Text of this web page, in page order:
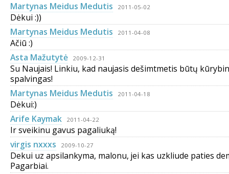
Martynas Meidus Medutis
2011-05-02
Dėkui :))
Martynas Meidus Medutis
2011-04-08
Ačiū :)
Asta Mažutytė
2009-12-31
Su Naujais! Linkiu, kad naujasis dešimtmetis būtų
spalvingas!
Martynas Meidus Medutis
2011-04-18
Dėkui:)
Arife Kaymak
2011-04-22
Ir sveikinu gavus pagaliuką!
virgis nxxxs
2009-10-27
Dekui uz apsilankyma, malonu, jei kas uzkliude paties
Pagarbiai.